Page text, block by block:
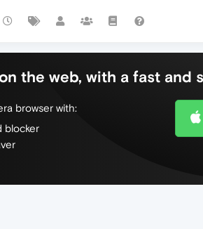
the web, with a fast and
browser with:
blocker